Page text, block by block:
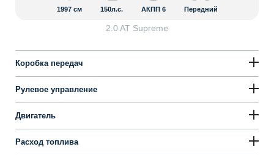
1997 см 150л.с. АКПП 6 Передний
2.0 AT Supreme
Коробка передач
Рулевое управление
Двигатель
Расход топлива